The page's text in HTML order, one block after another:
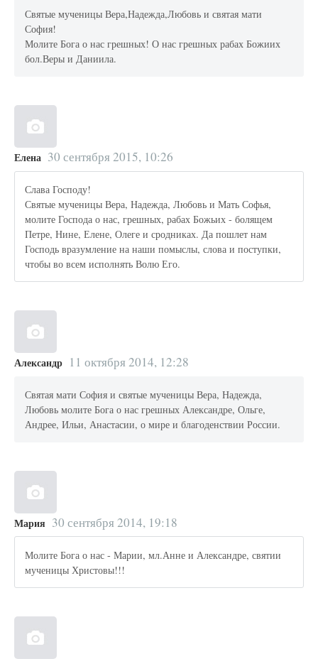
Святые мученицы Вера,Надежда,Любовь и святая мати
София!
Молите Бога о нас грешных! О нас грешных рабах Божиих
бол.Веры и Даниила.
Елена 30 сентября 2015, 10:26
Слава Господу!
Святые мученицы Вера, Надежда, Любовь и Мать Софья,
молите Господа о нас, грешных, рабах Божьих - болящем
Петре, Нине, Елене, Олеге и сродниках. Да пошлет нам
Господь вразумление на наши помыслы, слова и поступки,
чтобы во всем исполнять Волю Его.
Александр 11 октября 2014, 12:28
Святая мати София и святые мученицы Вера, Надежда,
Любовь молите Бога о нас грешных Александре, Ольге,
Андрее, Ильи, Анастасии, о мире и благоденствии России.
Мария 30 сентября 2014, 19:18
Молите Бога о нас - Марии, мл.Анне и Александре, святии
мученицы Христовы!!!